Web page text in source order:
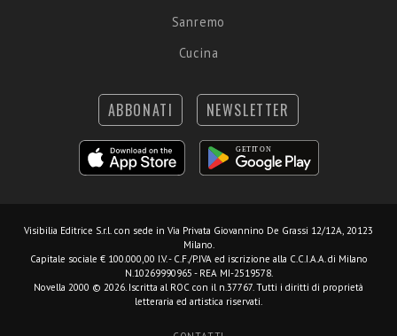
Sanremo
Cucina
ABBONATI NEWSLETTER
Visibilia Editrice S.r.l. con sede in Via Privata Giovannino De Grassi 12/12A, 20123
Milano.
Capitale sociale € 100.000,00 I.V. - C.F./P.IVA ed iscrizione alla C.C.I.A.A. di Milano
N.10269990965 - REA MI-2519578.
Novella 2000 © 2026. Iscritta al ROC con il n.37767. Tutti i diritti di proprietà
letteraria ed artistica riservati.